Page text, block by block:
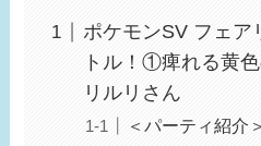
ポケモンSV フェア
トル！①痺れる黄
リルリさん
＜パーティ紹介＞